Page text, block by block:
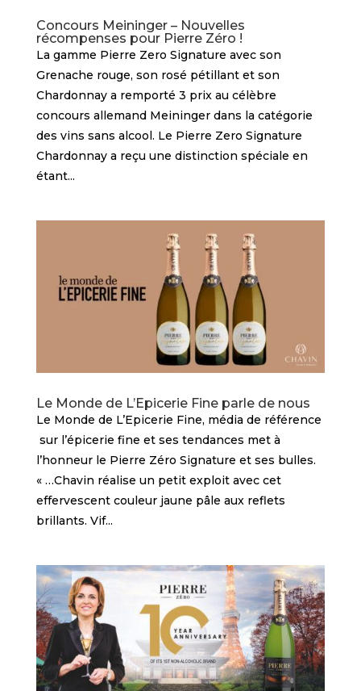
Concours Meininger – Nouvelles
récompenses pour Pierre Zéro !
La gamme Pierre Zero Signature avec son
Grenache rouge, son rosé pétillant et son
Chardonnay a remporté 3 prix au célèbre
concours allemand Meininger dans la catégorie
des vins sans alcool. Le Pierre Zero Signature
Chardonnay a reçu une distinction spéciale en
étant...
Le Monde de L’Epicerie Fine parle de nous
Le Monde de L’Epicerie Fine, média de référence
sur l’épicerie fine et ses tendances met à
l’honneur le Pierre Zéro Signature et ses bulles.
« …Chavin réalise un petit exploit avec cet
effervescent couleur jaune pâle aux reflets
brillants. Vif...